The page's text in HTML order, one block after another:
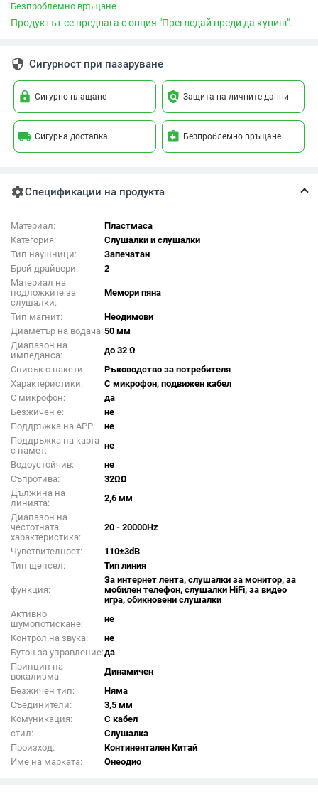
Безпроблемно връщане
Продуктът се предлага с опция "Прегледай преди да купиш".
security Сигурност при пазаруване
lock Сигурно плащане policy Защита на личните данни
local_shipping Сигурна доставка assignment_return Безпроблемно връщане
settingsСпецификации на продукта
Материал:
Пластмаса
Категория:
Слушалки и слушалки
Тип наушници:
Запечатан
Брой драйвери:
2
Материал на
подложките за
слушалки:
Мемори пяна
Тип магнит:
Неодимови
Диаметър на водача: 50 мм
Диапазон на
импеданса:
до 32 Ω
Списък с пакети:
Ръководство за потребителя
Характеристики:
С микрофон, подвижен кабел
С микрофон:
да
Безжичен е:
не
Поддръжка на APP:
не
Поддръжка на карта
с памет:
не
Водоустойчив:
не
Съпротива:
32ΩΩ
Дължина на
линията:
2,6 мм
Диапазон на
честотната
характеристика:
20 - 20000Hz
Чувствителност:
110±3dB
Тип щепсел:
Тип линия
функция:
За интернет лента, слушалки за монитор, за
мобилен телефон, слушалки HiFi, за видео
игра, обикновени слушалки
Активно
шумопотискане:
не
Контрол на звука:
не
Бутон за управление:да
Принцип на
вокализма:
Динамичен
Безжичен тип:
Няма
Съединители:
3,5 мм
Комуникация:
С кабел
стил:
Слушалка
Произход:
Континентален Китай
Име на марката:
Онеодио